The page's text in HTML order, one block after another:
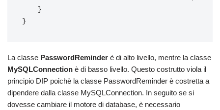
}
La classe PasswordReminder è di alto livello, mentre la classe
MySQLConnection è di basso livello. Questo costrutto viola il
principio DIP poichè la classe PasswordReminder è costretta a
dipendere dalla classe MySQLConnection. In seguito se si
dovesse cambiare il motore di database, è necessario